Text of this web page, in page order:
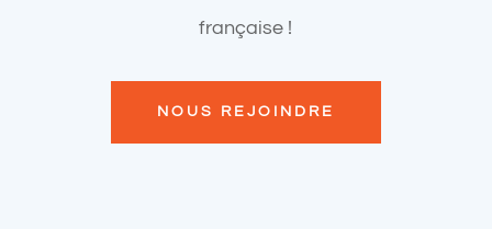
française !
NOUS REJOINDRE